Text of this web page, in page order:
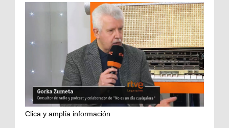
Clica y amplía información